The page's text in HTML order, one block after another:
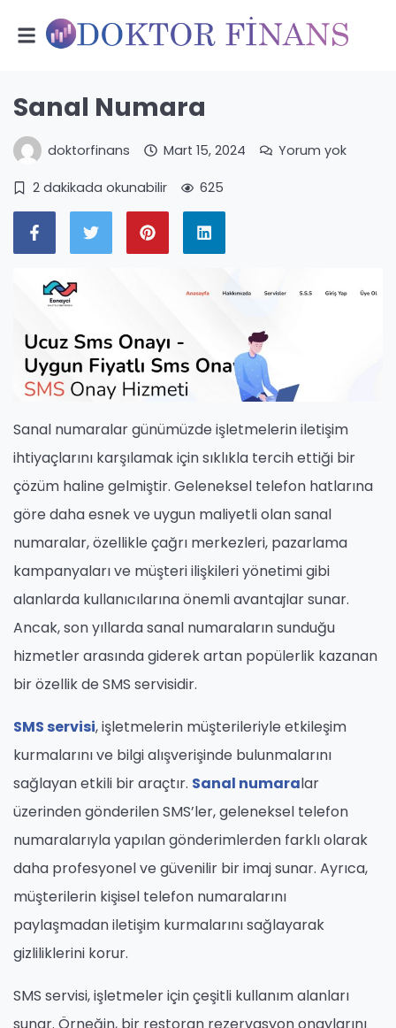
Sanal Numara
doktorfinans Mart 15, 2024 Yorum yok
2 dakikada okunabilir 625
Sanal numaralar günümüzde işletmelerin iletişim
ihtiyaçlarını karşılamak için sıklıkla tercih ettiği bir
çözüm haline gelmiştir. Geleneksel telefon hatlarına
göre daha esnek ve uygun maliyetli olan sanal
numaralar, özellikle çağrı merkezleri, pazarlama
kampanyaları ve müşteri ilişkileri yönetimi gibi
alanlarda kullanıcılarına önemli avantajlar sunar.
Ancak, son yıllarda sanal numaraların sunduğu
hizmetler arasında giderek artan popülerlik kazanan
bir özellik de SMS servisidir.
SMS servisi, işletmelerin müşterileriyle etkileşim
kurmalarını ve bilgi alışverişinde bulunmalarını
sağlayan etkili bir araçtır. Sanal numaralar
üzerinden gönderilen SMS’ler, geleneksel telefon
numaralarıyla yapılan gönderimlerden farklı olarak
daha profesyonel ve güvenilir bir imaj sunar. Ayrıca,
müşterilerin kişisel telefon numaralarını
paylaşmadan iletişim kurmalarını sağlayarak
gizliliklerini korur.
SMS servisi, işletmeler için çeşitli kullanım alanları
sunar. Örneğin, bir restoran rezervasyon onaylarını